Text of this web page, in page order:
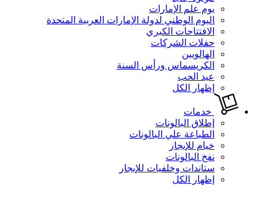
يوم علم الإمارات
اليوم الوطني لدولة الإمارات العربية المتحدة
الافتتاحات الكبري
حفلات الشركات
الهالويين
الكريسماس ورأس السنة
عيد الحب
إظهار الكل
خدمات
إطلاق البالونات
الطباعة علي البالونات
خيام للإيجار
نفخ البالونات
ستاندات وخلفيات للإيجار
إظهار الكل